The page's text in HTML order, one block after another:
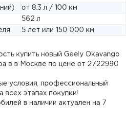
от 8.3 л / 100 км
562 л
5 лет или 150 000 км
купить новый Geely Okavango
в в Москве по цене от 2722990
условия, профессиональный
всех этапах покупки!
в наличии актуален на 7